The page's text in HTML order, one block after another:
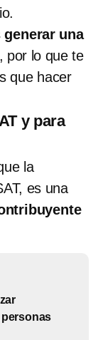
generar una
por lo que te
que hacer
y para
la
es una
personas